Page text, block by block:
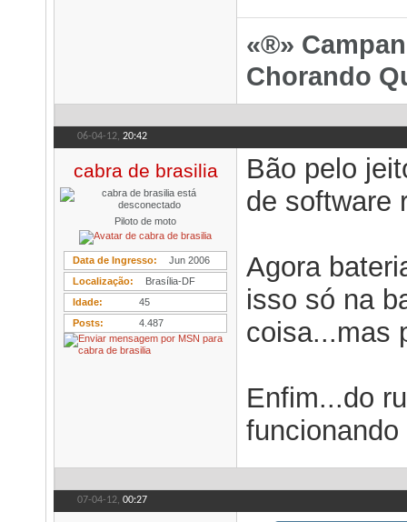
«®»
Chorando
06-04-12, 20:42
cabra de brasilia
Piloto de moto
Data de Ingresso
Jun 2006
Localização
Brasília-DF
Idade
45
Posts
4.487
Bão pelo
de software
Agora
isso só na
coisa...mas
Enfim...do
07-04-12, 00:27